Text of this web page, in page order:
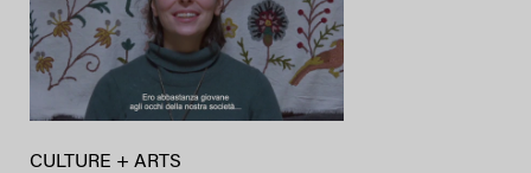
CULTURE + ARTS